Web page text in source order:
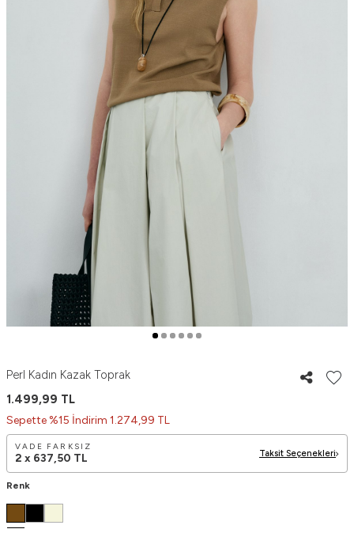
Perl Kadın Kazak Toprak
1.499,99 TL
Sepette %15 İndirim 1.274,99 TL
VADE FARKSIZ
2 x 637,50 TL Taksit Seçenekleri
Renk